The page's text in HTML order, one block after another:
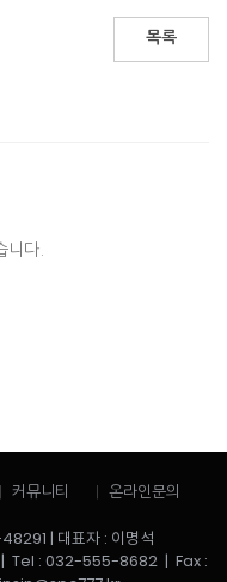
목록
니다.
커뮤니티 온라인문의
| 대표자 : 이명석
| Tel : 032-555-8682 | Fax :